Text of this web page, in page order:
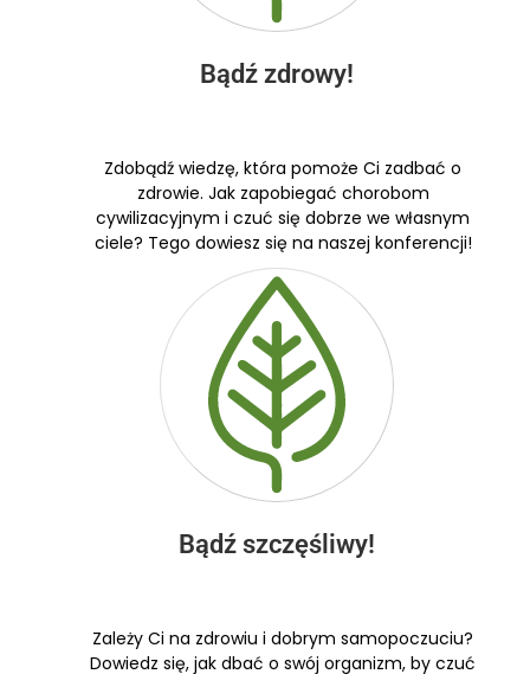
Bądź zdrowy!
Zdobądź wiedzę, która pomoże Ci zadbać o
zdrowie. Jak zapobiegać chorobom
cywilizacyjnym i czuć się dobrze we własnym
ciele? Tego dowiesz się na naszej konferencji!
Bądź szczęśliwy!
Zależy Ci na zdrowiu i dobrym samopoczuciu?
Dowiedz się, jak dbać o swój organizm, by czuć